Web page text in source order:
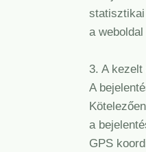
a
3. A
A
a
GPS